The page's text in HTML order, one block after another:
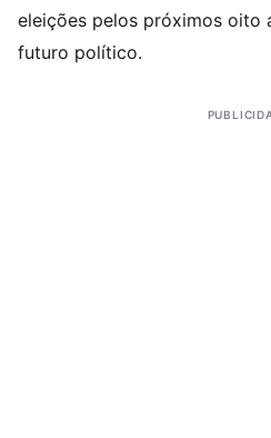
eleições pelos próximos oito
futuro político.